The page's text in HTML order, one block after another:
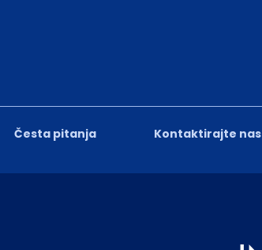
Česta pitanja Kontaktirajte nas